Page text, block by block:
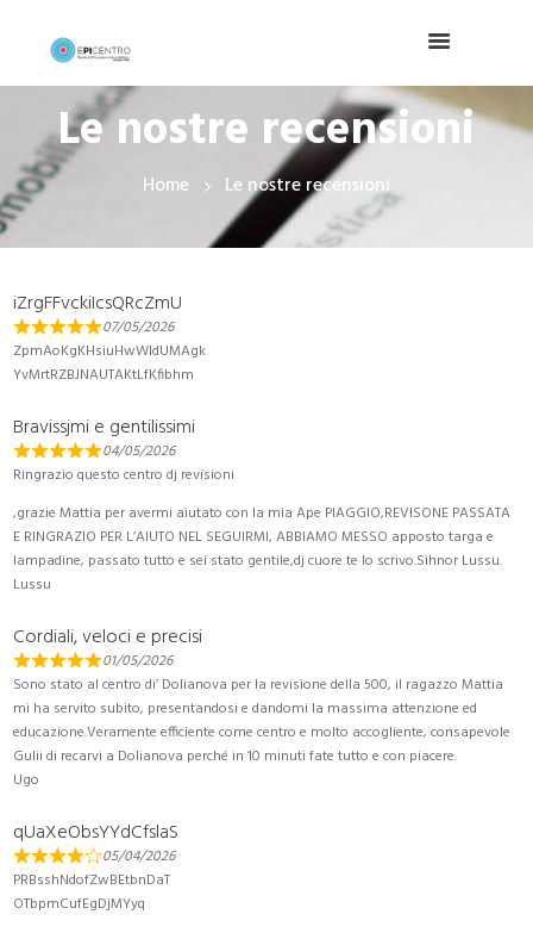
Le nostre recensioni
Home Le nostre recensioni
iZrgFFvckiIcsQRcZmU
07/05/2026
ZpmAoKgKHsiuHwWIdUMAgk
YvMrtRZBJNAUTAKtLfKfibhm
Bravissjmi e gentilissimi
04/05/2026
Ringrazio questo centro dj revisioni
,grazie Mattia per avermi aiutato con la mia Ape PIAGGIO,REVISONE PASSATA
E RINGRAZIO PER L’AIUTO NEL SEGUIRMI, ABBIAMO MESSO apposto targa e
lampadine, passato tutto e sei stato gentile,dj cuore te lo scrivo.Sihnor Lussu.
Lussu
Cordiali, veloci e precisi
01/05/2026
Sono stato al centro di’ Dolianova per la revisione della 500, il ragazzo Mattia
mi ha servito subito, presentandosi e dandomi la massima attenzione ed
educazione.Veramente efficiente come centro e molto accogliente, consapevole
Gulii di recarvi a Dolianova perché in 10 minuti fate tutto e con piacere.
Ugo
qUaXeObsYYdCfslaS
05/04/2026
PRBsshNdofZwBEtbnDaT
OTbpmCufEgDjMYyq